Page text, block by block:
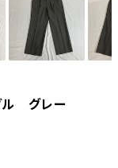
ル グレー